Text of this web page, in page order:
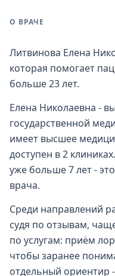
О ВРАЧЕ
Литвинова Елена
которая помогает
больше 23 лет.
Елена Николаевна -
государственной
имеет высшее
доступен в 2
уже больше 7 лет -
врача.
Среди направлений
судя по отзывам,
по услугам: приём
чтобы заранее
отдельный ориентир -